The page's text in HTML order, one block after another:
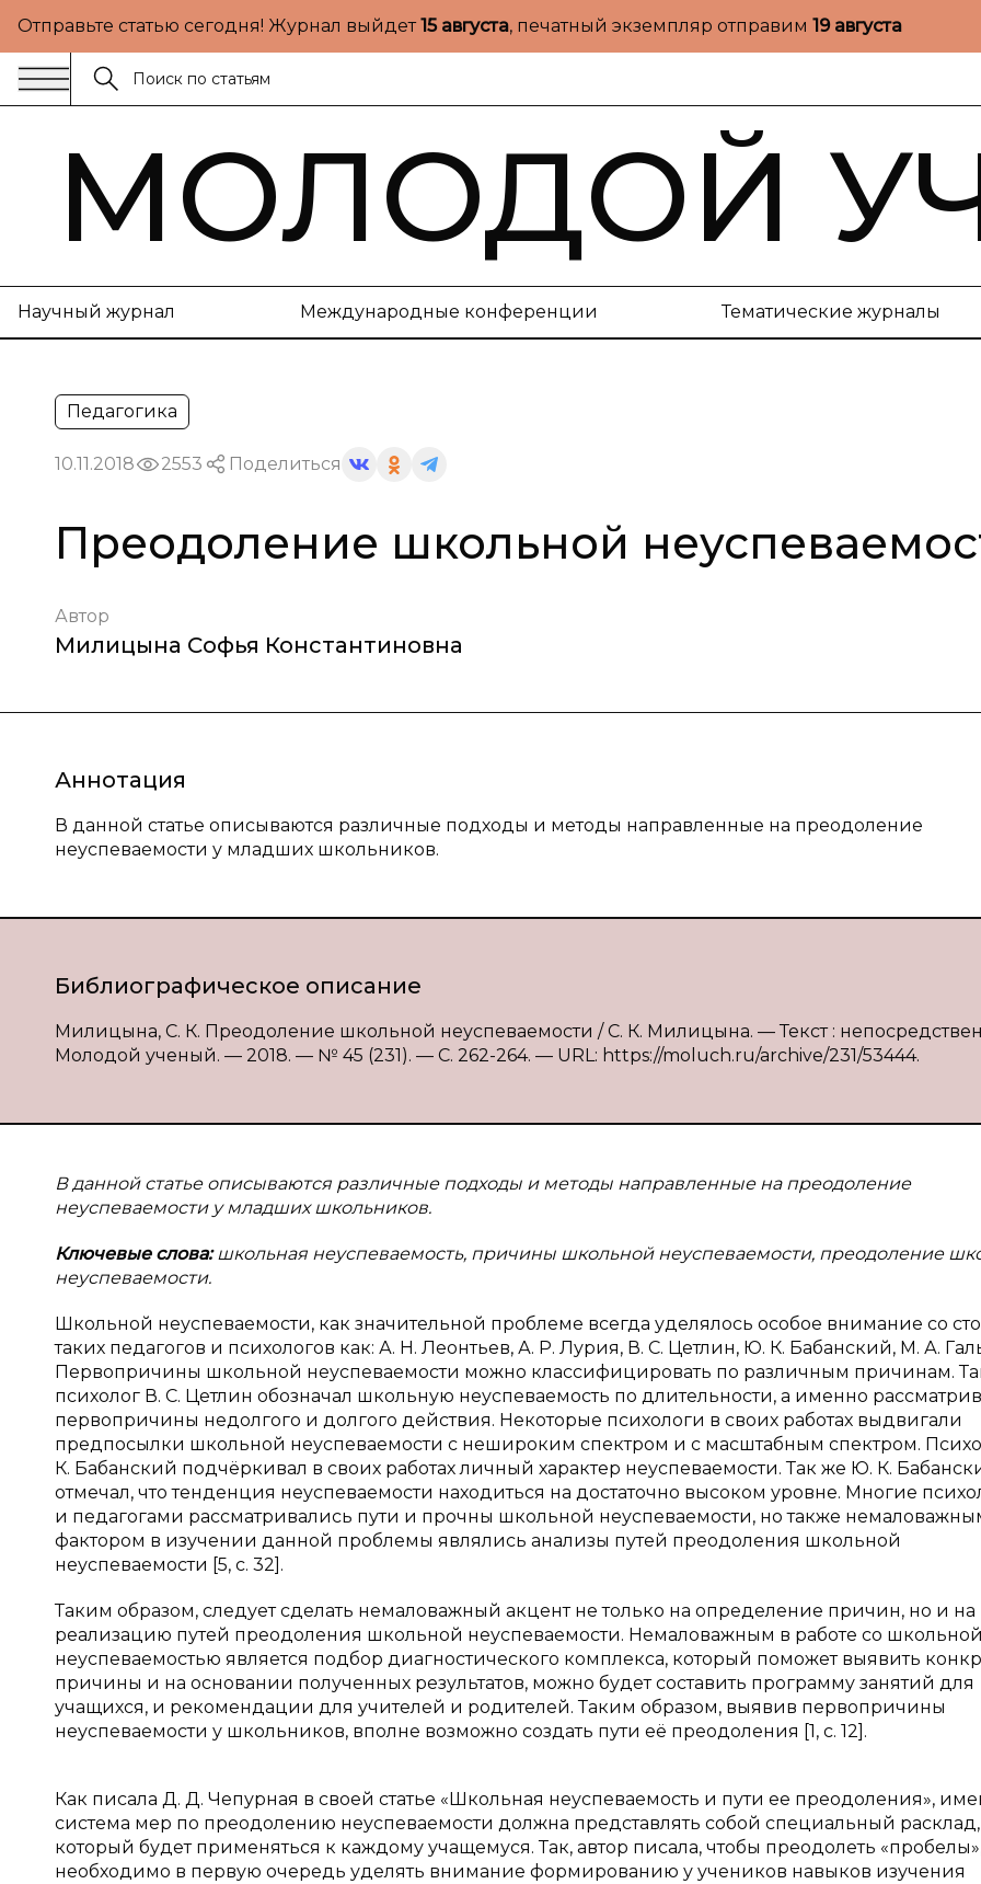
Отправьте статью сегодня! Журнал выйдет15 августа, печатный экземпляр отправим 19 августа
МОЛОДОЙ
Научный журнал Международные конференции Тематические журналы
Педагогика
10.11.2018 2553 Поделиться
Преодоление школьной
Автор
Милицына Софья Константиновна
Аннотация
В данной статье описываются различные подходы и методы направленные на преодоление
неуспеваемости у младших школьников.
Библиографическое описание
Милицына, С. К. Преодоление школьной неуспеваемости / С. К. Милицына. — Текст :
Молодой ученый. — 2018. — № 45 (231). — С. 262-264. — URL: https://moluch.ru/archive/231/53444.
В данной статье описываются различные подходы и методы направленные на преодоление
неуспеваемости у младших школьников.
Ключевые слова:школьная неуспеваемость, причины школьной неуспеваемости, преодоление
неуспеваемости.
Школьной неуспеваемости, как значительной проблеме всегда уделялось особое внимание со
таких педагогов и психологов как: А. Н. Леонтьев, А. Р. Лурия, В. С. Цетлин, Ю. К. Бабанский, М. А.
Первопричины школьной неуспеваемости можно классифицировать по различным причинам.
психолог В. С. Цетлин обозначал школьную неуспеваемость по длительности, а именно
первопричины недолгого и долгого действия. Некоторые психологи в своих работах выдвигали
предпосылки школьной неуспеваемости с нешироким спектром и с масштабным спектром.
К. Бабанский подчёркивал в своих работах личный характер неуспеваемости. Так же Ю. К.
отмечал, что тенденция неуспеваемости находиться на достаточно высоком уровне. Многие
и педагогами рассматривались пути и прочны школьной неуспеваемости, но также
фактором в изучении данной проблемы являлись анализы путей преодоления школьной
неуспеваемости [5, c. 32].
Таким образом, следует сделать немаловажный акцент не только на определение причин, но и на
реализацию путей преодоления школьной неуспеваемости. Немаловажным в работе со школьной
неуспеваемостью является подбор диагностического комплекса, который поможет выявить
причины и на основании полученных результатов, можно будет составить программу занятий для
учащихся, и рекомендации для учителей и родителей. Таким образом, выявив первопричины
неуспеваемости у школьников, вполне возможно создать пути её преодоления [1, c. 12].
Как писала Д. Д. Чепурная в своей статье «Школьная неуспеваемость и пути ее преодоления»,
система мер по преодолению неуспеваемости должна представлять собой специальный расклад,
который будет применяться к каждому учащемуся. Так, автор писала, чтобы преодолеть
необходимо в первую очередь уделять внимание формированию у учеников навыков изучения